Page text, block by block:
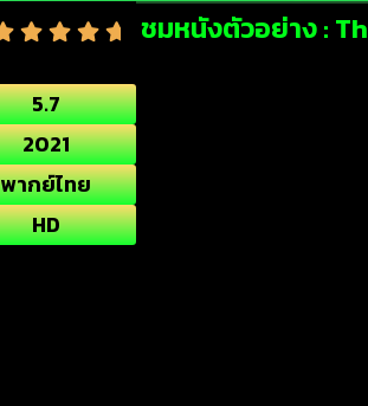
5.7
2021
พากย์ไทย
HD
ชมหนังตัวอย่าง :